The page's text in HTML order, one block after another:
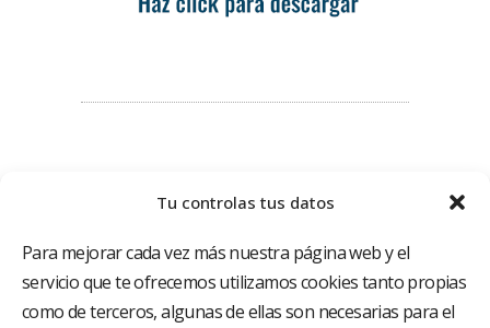
Tu controlas tus datos
Para mejorar cada vez más nuestra página web y el
servicio que te ofrecemos utilizamos cookies tanto propias
como de terceros, algunas de ellas son necesarias para el